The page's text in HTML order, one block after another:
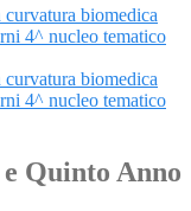
biomedica
4^ nucleo tematico
biomedica
4^ nucleo tematico
Quinto Anno